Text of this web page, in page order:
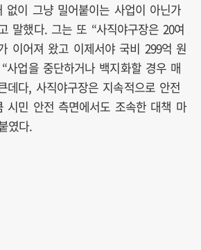
없이 그냥 밀어붙이는 사업이 아닌가
말했다. 그는 또 “사직야구장은 20여
이어져 왔고 이제서야 국비 299억 원
사업을 중단하거나 백지화할 경우 매
데다, 사직야구장은 지속적으로 안전
시민 안전 측면에서도 조속한 대책 마
였다.